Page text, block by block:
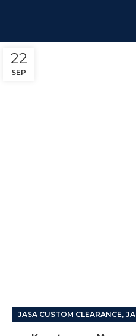
22
SEP
JASA CUSTOM CLEARANCE,